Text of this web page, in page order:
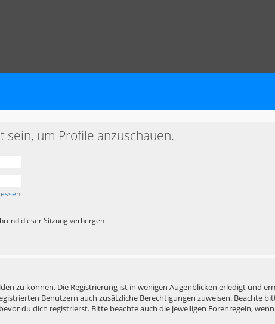
um Profile anzuschauen.
dieser Sitzung verbergen
zu können. Die Registrierung ist in wenigen Augenblicken erledigt und
Benutzern auch zusätzliche Berechtigungen zuweisen. Beachte
du dich registrierst. Bitte beachte auch die jeweiligen Forenregeln,